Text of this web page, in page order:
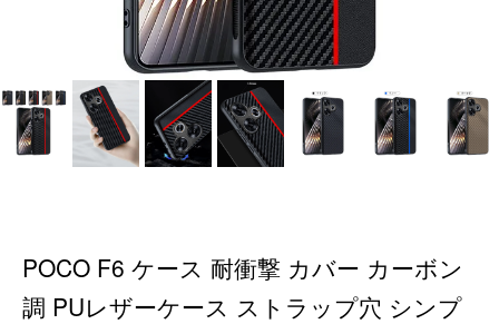
POCO F6 ケース 耐衝撃 カバー カーボン
調 PUレザーケース ストラップ穴 シンプ